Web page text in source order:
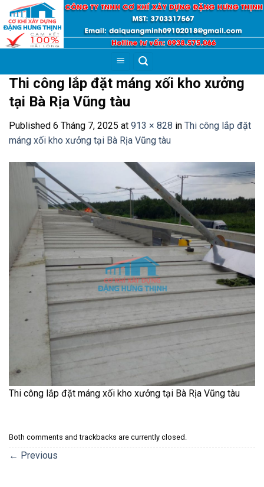
Skip
content
Thi công lắp đặt máng xối kho xưởng
tại Bà Rịa Vũng tàu
Published 6 Tháng 7, 2025 at 913 × 828 in Thi công lắp đặt
máng xối kho xưởng tại Bà Rịa Vũng tàu
Thi công lắp đặt máng xối kho xưởng tại Bà Rịa Vũng tàu
Both comments and trackbacks are currently closed.
← Previous